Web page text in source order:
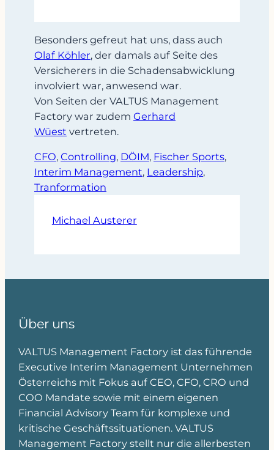
Besonders gefreut hat uns, dass auch
Olaf Köhler, der damals auf Seite des
Versicherers in die Schadensabwicklung
involviert war, anwesend war.
Von Seiten der VALTUS Management
Factory war zudem Gerhard
Wüest vertreten.
CFO, Controlling, DÖIM, Fischer Sports
Interim Management, Leadership
Tranformation
Michael Austerer
Über uns
VALTUS Management Factory ist das führende
Executive Interim Management Unternehmen
Österreichs mit Fokus auf CEO, CFO, CRO und
COO Mandate sowie mit einem eigenen
Financial Advisory Team für komplexe und
kritische Geschäftssituationen. VALTUS
Management Factory stellt nur die allerbesten